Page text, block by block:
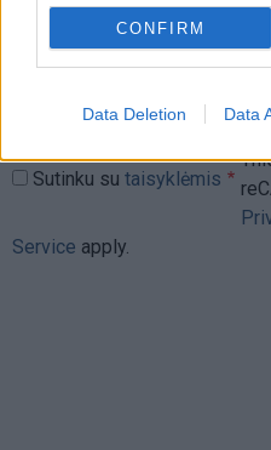
CONFIRM
Data Deletion Data
Sutinku su taisyklėmis
Service apply.